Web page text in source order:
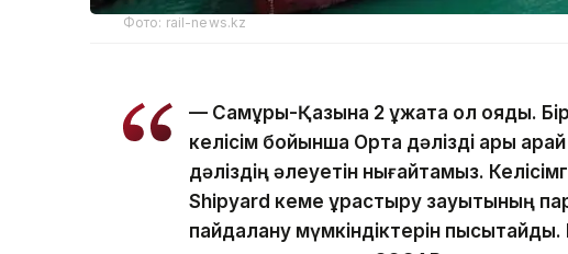
Фото: rail-news.kz
— Самұрық-Қазына 2 құжатқа қол қояды.
келісім бойынша Орта дәлізді ары
дәліздің әлеуетін нығайтамыз.
Shipyard кеме құрастыру зауытының
пайдалану мүмкіндіктерін пысықтайды.